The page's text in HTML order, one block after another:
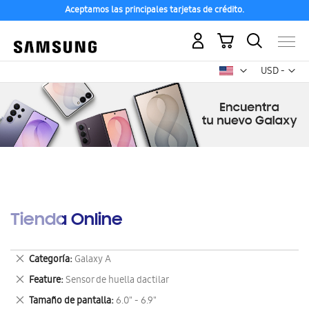
Aceptamos las principales tarjetas de crédito.
USD -
dólar
Mi carrito
Tienda Online
Categoría Galaxy A
Eliminar
este
artículo
Feature Sensor de huella dactilar
Eliminar
este
Tamaño de pantalla 6.0" - 6.9"
Eliminar